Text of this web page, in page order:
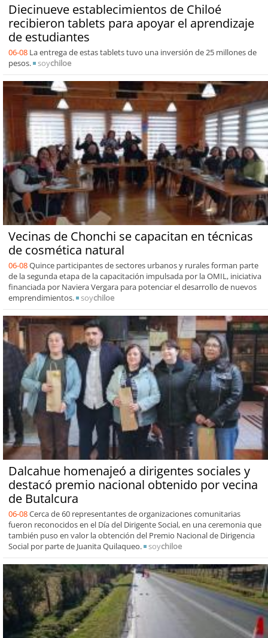
Diecinueve establecimientos de Chiloé
recibieron tablets para apoyar el aprendizaje
de estudiantes
06-08 La entrega de estas tablets tuvo una inversión de 25 millones de
pesos.
soychiloe
Vecinas de Chonchi se capacitan en técnicas
de cosmética natural
06-08Quince participantes de sectores urbanos y rurales forman parte
de la segunda etapa de la capacitación impulsada por la OMIL, iniciativa
financiada por Naviera Vergara para potenciar el desarrollo de nuevos
emprendimientos.
soychiloe
Dalcahue homenajeó a dirigentes sociales y
destacó premio nacional obtenido por vecina
de Butalcura
06-08Cerca de 60 representantes de organizaciones comunitarias
fueron reconocidos en el Día del Dirigente Social, en una ceremonia que
también puso en valor la obtención del Premio Nacional de Dirigencia
Social por parte de Juanita Quilaqueo.
soychiloe